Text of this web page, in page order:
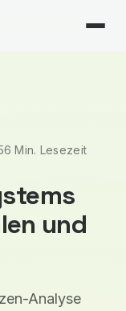
6 Min. Lesezeit
und
Analyse